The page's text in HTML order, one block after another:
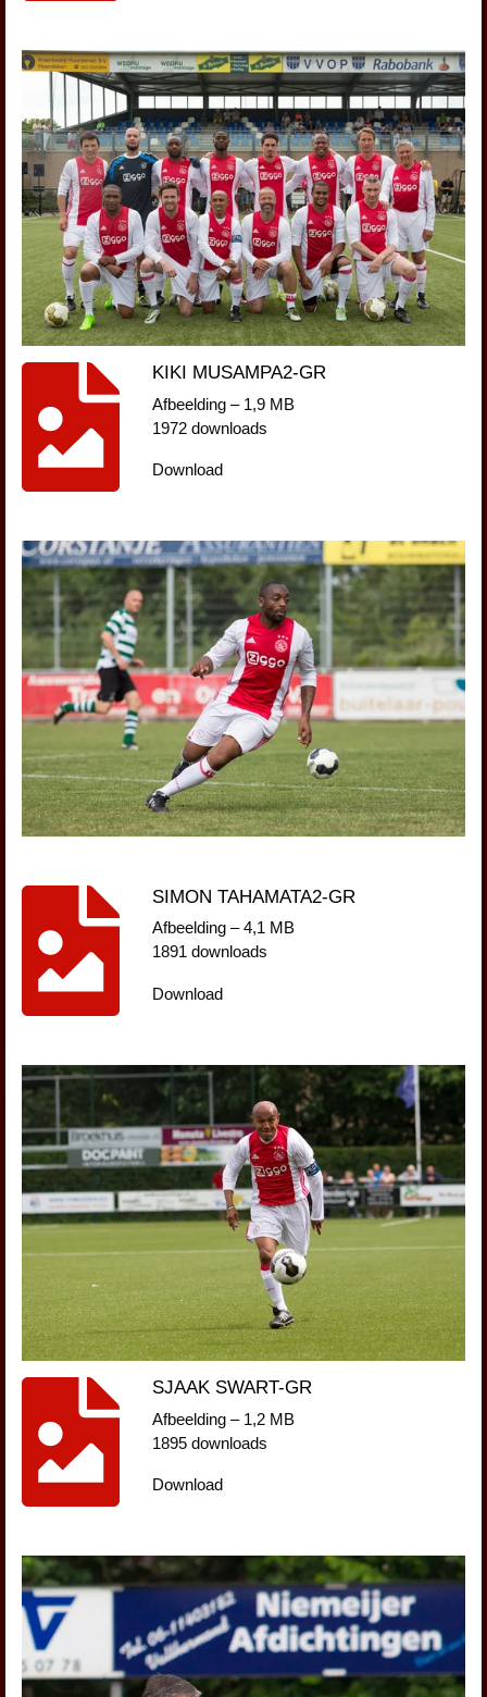
KIKI MUSAMPA2-GR
Afbeelding – 1,9 MB
1972 downloads
Download
SIMON TAHAMATA2-GR
Afbeelding – 4,1 MB
1891 downloads
Download
SJAAK SWART-GR
Afbeelding – 1,2 MB
1895 downloads
Download